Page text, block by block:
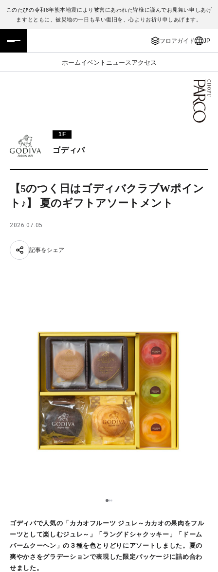
このたびの令和8年熊本地震により被害にあわれた皆様に謹んでお見舞い申しあげ
ますとともに、被災地の一日も早い復旧を、心よりお祈り申しあげます。
フロアガイド JP
ホームイベント ニュース アクセス
フロアガイド
施設案内・アクセス
TAX FREE
JP
ENGLISH
繁体字
日本語
1F
ゴディバ
【5のつく日はゴディバクラブWポイン
ト♪】 夏のギフトアソートメント
2026.07.05
記事をシェア
12
ゴディバで人気の「カカオフルーツ ジュレ～カカオの果肉をフル
ーツとして楽しむジュレ～」「ラングドシャクッキー」「ドーム
バームクーヘン」の３種を色とりどりにアソートしました。夏の
爽やかさをグラデーションで表現した限定パッケージに詰め合わ
せました。